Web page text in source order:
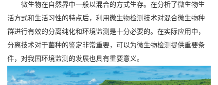
微生物在自然界中一般以混合的方式生存。在分析了微生物生
活方式和生活习性的特点后，利用微生物检测技术对混合微生物种
群进行有效的分离纯化和环境监测是十分必要的。在实际应用中，
分离技术对于菌种的鉴定非常重要，可以为微生物检测提供重要条
件，对我国环境监测的发展也具有重要意义。